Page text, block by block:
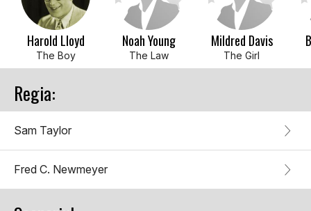
Harold Lloyd
The Boy
Noah Young
The Law
Mildred Davis
The Girl
Regia:
Sam Taylor
Fred C. Newmeyer